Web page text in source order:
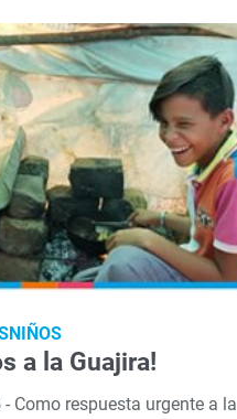
a la Guajira!
- Como respuesta urgente a la